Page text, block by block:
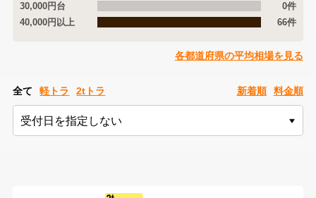
30,000円台
0件
40,000円以上
66件
各都道府県の平均相場を見る
全て 軽トラ 2tトラ 新着順 料金順